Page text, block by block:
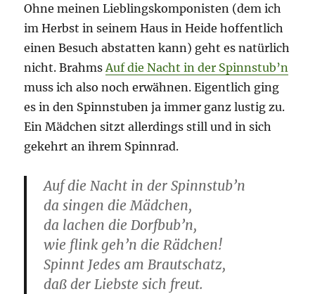
Ohne meinen Lieblingskomponisten (dem ich
im Herbst in seinem Haus in Heide hoffentlich
einen Besuch abstatten kann) geht es natürlich
nicht. Brahms Auf die Nacht in der Spinnstub’n
muss ich also noch erwähnen. Eigentlich ging
es in den Spinnstuben ja immer ganz lustig zu.
Ein Mädchen sitzt allerdings still und in sich
gekehrt an ihrem Spinnrad.
Auf die Nacht in der Spinnstub’n
da singen die Mädchen,
da lachen die Dorfbub’n,
wie flink geh’n die Rädchen!
Spinnt Jedes am Brautschatz,
daß der Liebste sich freut.